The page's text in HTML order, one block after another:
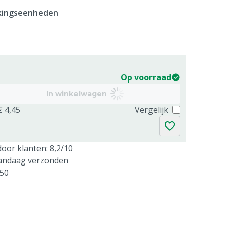
Op voorraad
In winkelwagen
4,45 Vergelijk
klanten: 8,2/10
verzonden